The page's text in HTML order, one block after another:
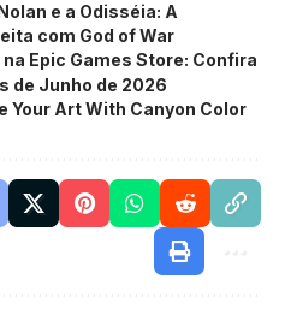
e a Odisséia: A
com God of War
Epic Games Store: Confira
de Junho de 2026
Your Art With Canyon Color